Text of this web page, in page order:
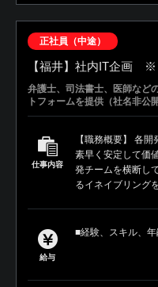
正社員（中途）
【福井】社内IT企画 ※
弁護士、司法書士、医師など
トフォームを提供（社名非公
仕事内容
【職務概要】 各
素早く安定して価
発チームを横断し
るイネイブリング
給与
■経験、スキル、